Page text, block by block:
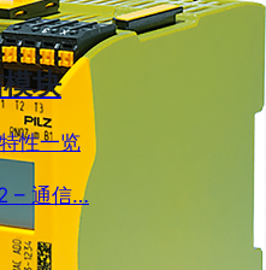
块
性一览
– 通信…